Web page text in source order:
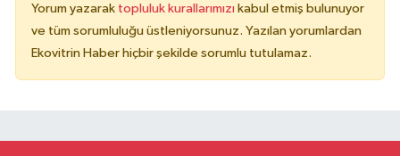
Yorum yazarak topluluk kurallarımızı kabul etmiş bulunuyor
ve tüm sorumluluğu üstleniyorsunuz. Yazılan yorumlardan
Ekovitrin Haber hiçbir şekilde sorumlu tutulamaz.